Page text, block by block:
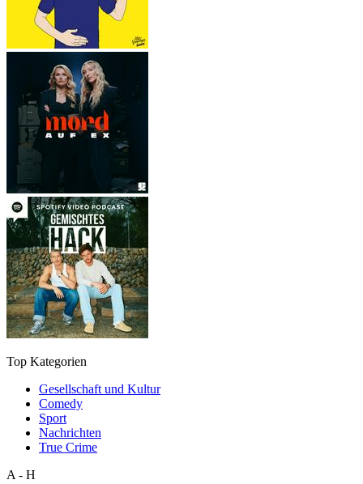
Top Kategorien
Gesellschaft und Kultur
Comedy
Sport
Nachrichten
True Crime
A - H